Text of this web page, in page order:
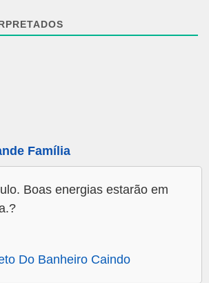
Família
Boas energias estarão em
Do Banheiro Caindo